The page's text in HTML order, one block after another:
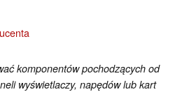
komponentów pochodzących od
wyświetlaczy, napędów lub kart